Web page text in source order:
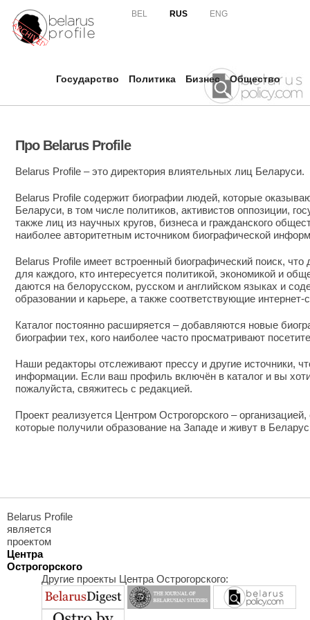
BEL RUS ENG
Государство Политика Бизнес Общество
Про Belarus Profile
Belarus Profile – это директория влиятельных лиц Беларуси.
Belarus Profile содержит биографии людей, которые
Беларуси, в том числе политиков, активистов оппозиции,
также лиц из научных кругов, бизнеса и гражданского
наиболее авторитетным источником биографической
Belarus Profile имеет встроенный биографический поиск,
для каждого, кто интересуется политикой, экономикой и
даются на белорусском, русском и английском языках и
образовании и карьере, а также соответствующие интернет-
Каталог постоянно расширяется – добавляются новые
биографии тех, кого наиболее часто просматривают
Наши редакторы отслеживают прессу и другие источники,
информации. Если ваш профиль включён в каталог и вы
пожалуйста, свяжитесь с редакцией.
Проект реализуется Центром Острогорского –
которые получили образование на Западе и живут в
Belarus Profile
является
проектом
Центра
Острогорского
Другие проекты Центра Острогорского: